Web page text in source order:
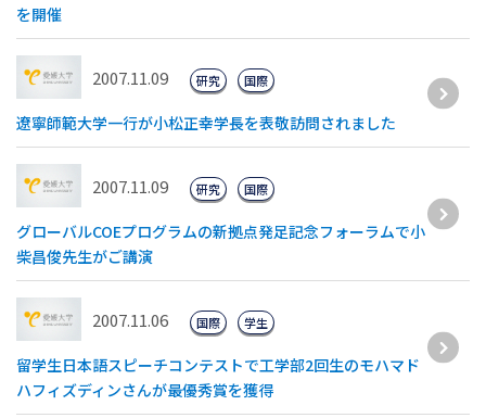
を開催
2007.11.09
遼寧師範大学一行が小松正幸学長を表敬訪問されました
研究 国際
2007.11.09
グローバルCOEプログラムの新拠点発足記念フォーラムで小
柴昌俊先生がご講演
研究 国際
2007.11.06
留学生日本語スピーチコンテストで工学部2回生のモハマド
ハフィズディンさんが最優秀賞を獲得
国際 学生